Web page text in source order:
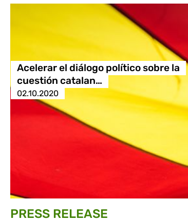
Acelerar el diálogo político sobre la
cuestión catalan…
02.10.2020
PRESS RELEASE